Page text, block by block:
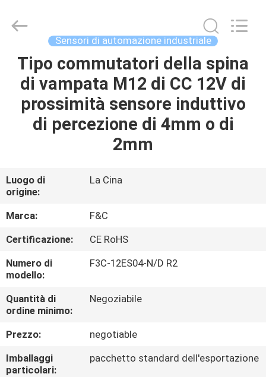
CASA
PRODOTTI
GIRO
DELLA
FABBRICA
CONTROLLO
DI
QUALITÀ
CONTATTICI
fornitore.
Copyright
industrial-
automationsensors.com.
Reserved.
Sensori di automazione industriale
Tipo commutatori della spina
di vampata M12 di CC 12V di
prossimità sensore induttivo
di percezione di 4mm o di
2mm
Luogo di
origine:
La Cina
Marca:
F&C
Certificazione:
CE RoHS
Numero di
modello:
F3C-12ES04-N/D R2
Quantità di
ordine minimo:
Negoziabile
Prezzo:
negotiable
Imballaggi
particolari:
pacchetto standard dell'esportazione